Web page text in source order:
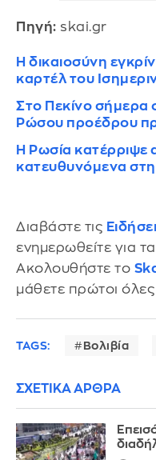
Πηγή: skai.gr
Η δικαιοσύνη
καρτέλ του
Στο Πεκίνο σήμερα
Ρώσου προέδρου
Η Ρωσία κατέρριψε
κατευθυνόμενα
Διαβάστε τις
ενημερωθείτε για
Ακολουθήστε το
μάθετε πρώτοι όλες
TAGS: Βολιβία
ΣΧΕΤΙΚΑ ΑΡΘΡΑ